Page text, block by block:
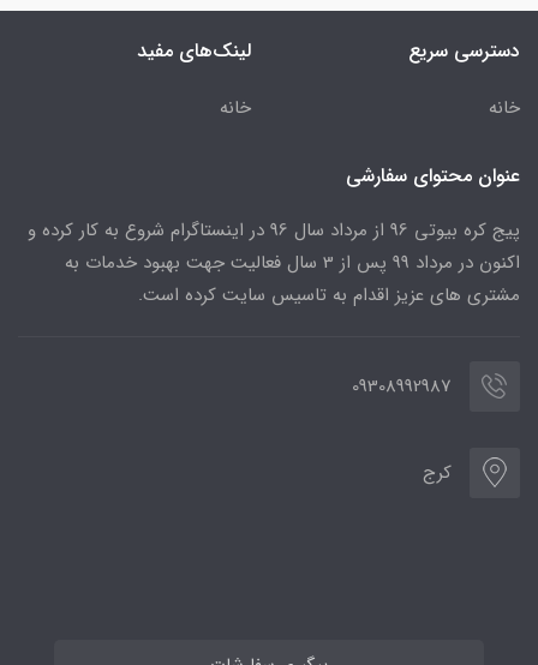
دسترسی سریع
خانه
لینک‌های مفید
خانه
عنوان محتوای سفارشی
پیج کره بیوتی 96 از مرداد سال 96 در اینستاگرام شروع به کار کرده و
اکنون در مرداد 99 پس از 3 سال فعالیت جهت بهبود خدمات به
مشتری های عزیز اقدام به تاسیس سایت کرده است.
09308992987
کرج